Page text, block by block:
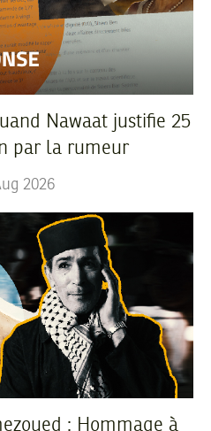
Nawaat justifie 25
par la rumeur
2026
: Hommage à